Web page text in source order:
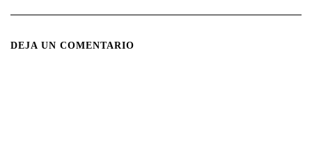
DEJA UN COMENTARIO